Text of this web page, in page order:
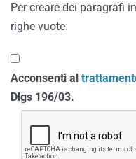
Per creare dei paragrafi
righe vuote.
Acconsenti al
Dlgs 196/03.